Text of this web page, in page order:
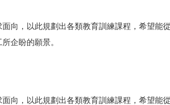
向，以此規劃出各類教育訓練課程，希望能
企盼的願景。
向，以此規劃出各類教育訓練課程，希望能